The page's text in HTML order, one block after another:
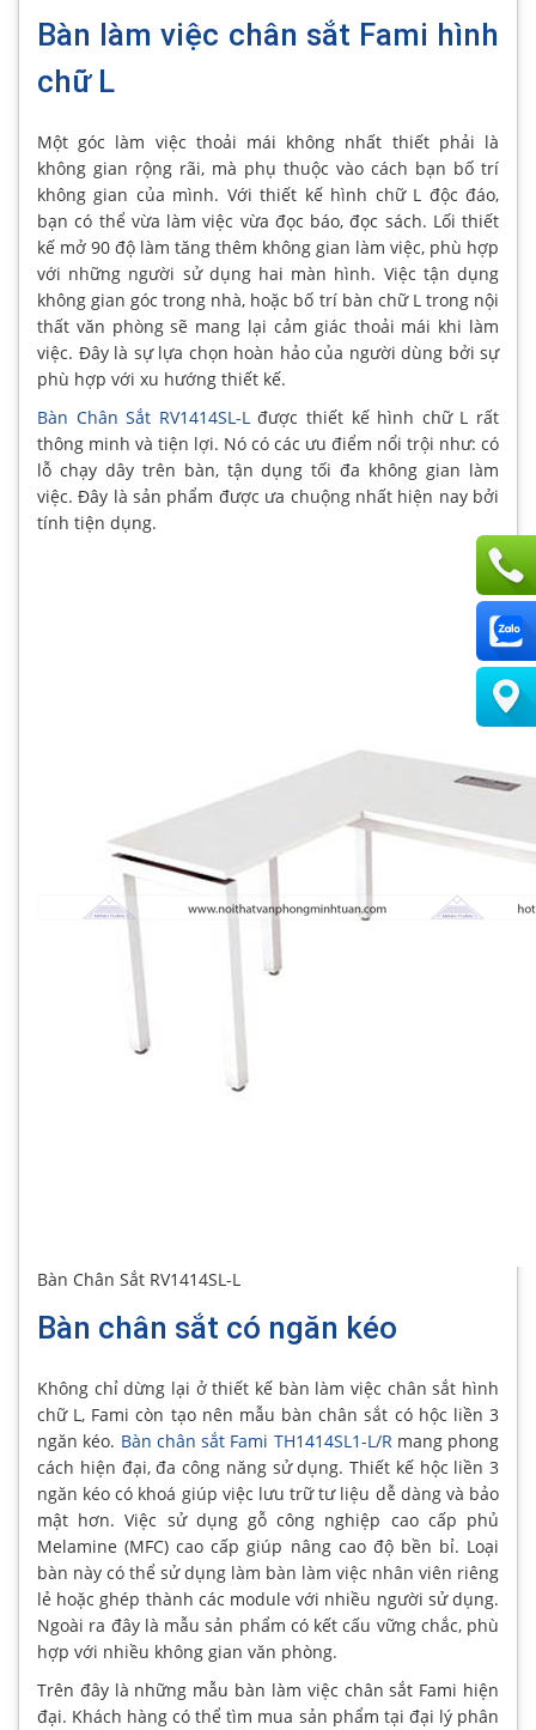
Bàn làm việc chân sắt Fami hình
chữ L
Một góc làm việc thoải mái không nhất thiết phải là
không gian rộng rãi, mà phụ thuộc vào cách bạn bố trí
không gian của mình. Với thiết kế hình chữ L độc đáo,
bạn có thể vừa làm việc vừa đọc báo, đọc sách. Lối thiết
kế mở 90 độ làm tăng thêm không gian làm việc, phù hợp
với những người sử dụng hai màn hình. Việc tận dụng
không gian góc trong nhà, hoặc bố trí bàn chữ L trong nội
thất văn phòng sẽ mang lại cảm giác thoải mái khi làm
việc. Đây là sự lựa chọn hoàn hảo của người dùng bởi sự
phù hợp với xu hướng thiết kế.
Bàn Chân Sắt RV1414SL-Lđược thiết kế hình chữ L rất
thông minh và tiện lợi. Nó có các ưu điểm nổi trội như: có
lỗ chạy dây trên bàn, tận dụng tối đa không gian làm
việc. Đây là sản phẩm được ưa chuộng nhất hiện nay bởi
tính tiện dụng.
Bàn Chân Sắt RV1414SL-L
Bàn chân sắt có ngăn kéo
Không chỉ dừng lại ở thiết kế bàn làm việc chân sắt hình
chữ L, Fami còn tạo nên mẫu bàn chân sắt có hộc liền 3
ngăn kéo. Bàn chân sắt Fami TH1414SL1-L/Rmang phong
cách hiện đại, đa công năng sử dụng. Thiết kế hộc liền 3
ngăn kéo có khoá giúp việc lưu trữ tư liệu dễ dàng và bảo
mật hơn. Việc sử dụng gỗ công nghiệp cao cấp phủ
Melamine (MFC) cao cấp giúp nâng cao độ bền bỉ. Loại
bàn này có thể sử dụng làm bàn làm việc nhân viên riêng
lẻ hoặc ghép thành các module với nhiều người sử dụng.
Ngoài ra đây là mẫu sản phẩm có kết cấu vững chắc, phù
hợp với nhiều không gian văn phòng.
Trên đây là những mẫu bàn làm việc chân sắt Fami hiện
đại. Khách hàng có thể tìm mua sản phẩm tại đại lý phân